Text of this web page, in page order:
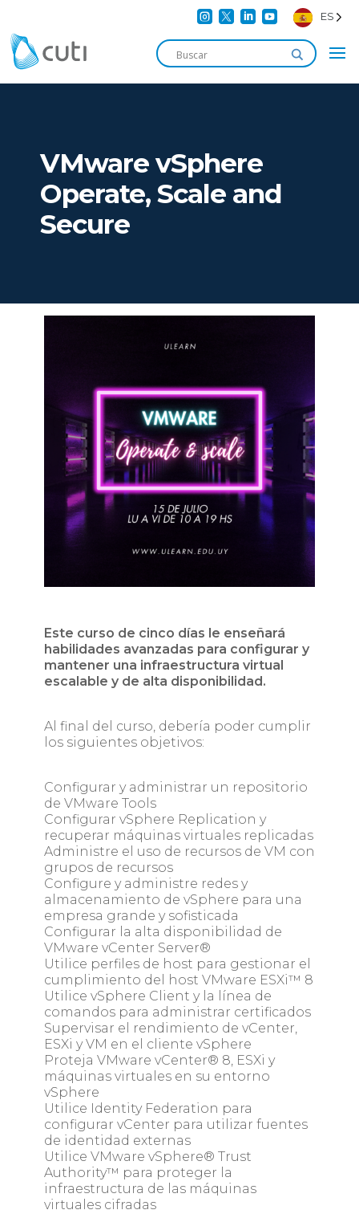
    ES
VMware vSphere
Operate, Scale and
Secure
Este curso de cinco días le enseñará
habilidades avanzadas para configurar y
mantener una infraestructura virtual
escalable y de alta disponibilidad.
Al final del curso, debería poder cumplir
los siguientes objetivos:
Configurar y administrar un repositorio
de VMware Tools
Configurar vSphere Replication y
recuperar máquinas virtuales replicadas
Administre el uso de recursos de VM con
grupos de recursos
Configure y administre redes y
almacenamiento de vSphere para una
empresa grande y sofisticada
Configurar la alta disponibilidad de
VMware vCenter Server®
Utilice perfiles de host para gestionar el
cumplimiento del host VMware ESXi™ 8
Utilice vSphere Client y la línea de
comandos para administrar certificados
Supervisar el rendimiento de vCenter,
ESXi y VM en el cliente vSphere
Proteja VMware vCenter® 8, ESXi y
máquinas virtuales en su entorno
vSphere
Utilice Identity Federation para
configurar vCenter para utilizar fuentes
de identidad externas
Utilice VMware vSphere® Trust
Authority™ para proteger la
infraestructura de las máquinas
virtuales cifradas